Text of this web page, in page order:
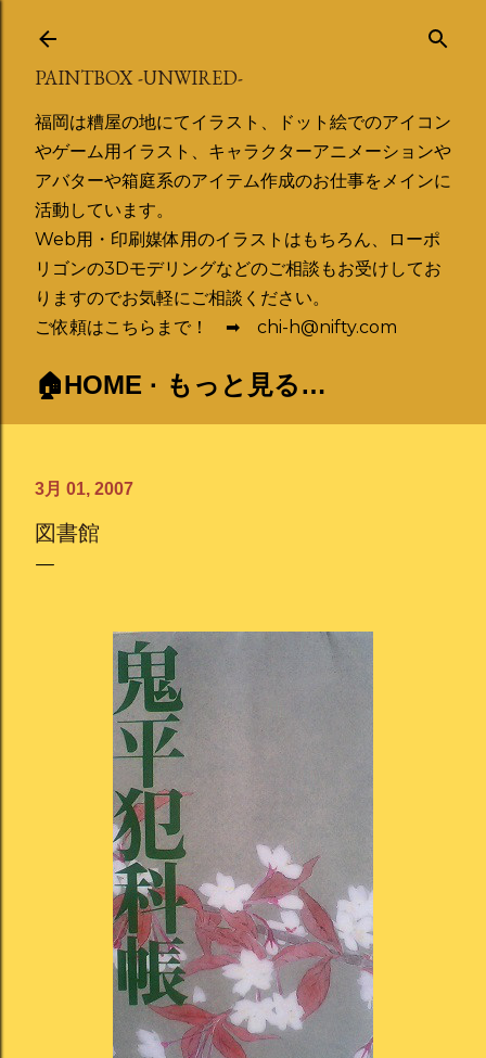
スキップしてメイン コンテンツに移動
PAINTBOX -UNWIRED-
福岡は糟屋の地にてイラスト、ドット絵でのアイコン
やゲーム用イラスト、キャラクターアニメーションや
アバターや箱庭系のアイテム作成のお仕事をメインに
活動しています。
Web用・印刷媒体用のイラストはもちろん、ローポ
リゴンの3Dモデリングなどのご相談もお受けしてお
りますのでお気軽にご相談ください。
ご依頼はこちらまで！ ➡ chi-h@nifty.com
🏠HOME もっと見る…
3月 01, 2007
図書館